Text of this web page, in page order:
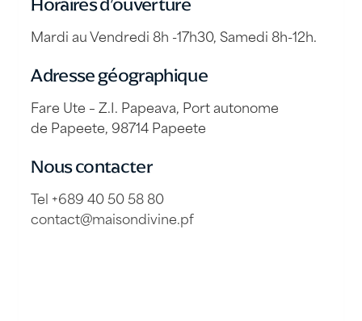
Mardi au Vendredi 8h -17h30, Samedi 8h-12h.
Adresse géographique
Fare Ute – Z.I. Papeava, Port autonome
de Papeete, 98714 Papeete
Nous contacter
Tel +689 40 50 58 80
contact@maisondivine.pf